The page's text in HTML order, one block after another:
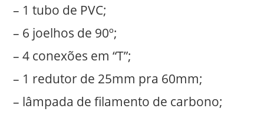
– 1 tubo de PVC;
– 6 joelhos de 90º;
– 4 conexões em “T”;
– 1 redutor de 25mm pra 60mm;
– lâmpada de filamento de carbono;